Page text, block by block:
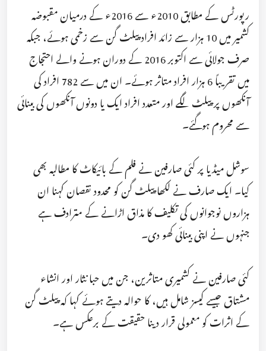
رپورٹس کے مطابق 2010ء سے 2016ء کے درمیان مقبوضہ
کشمیر میں 10 ہزار سے زائد افراد پیلٹ گن سے زخمی ہوئے، جبکہ
صرف جولائی سے اکتوبر 2016 کے دوران ہونے والے احتجاج
میں تقریباً 6 ہزار افراد متاثر ہوئے۔ ان میں سے 782 افراد کی
آنکھوں پر پیلٹ لگے اور متعدد افراد ایک یا دونوں آنکھوں کی بینائی
سے محروم ہوگئے۔
سوشل میڈیا پر کئی صارفین نے فلم کے بائیکاٹ کا مطالبہ بھی
کیا۔ ایک صارف نے لکھا پیلٹ گن کو محدود نقصان کہنا ان
ہزاروں نوجوانوں کی تکلیف کا مذاق اڑانے کے مترادف ہے
جنہوں نے اپنی بینائی کھو دی۔
کئی صارفین نے کشمیری متاثرین، جن میں حبا نثار اور انشاء
مشتاق جیسے کیسز شامل ہیں، کا حوالہ دیتے ہوئے کہا کہ پیلٹ گن
کے اثرات کو معمولی قرار دینا حقیقت کے برعکس ہے۔